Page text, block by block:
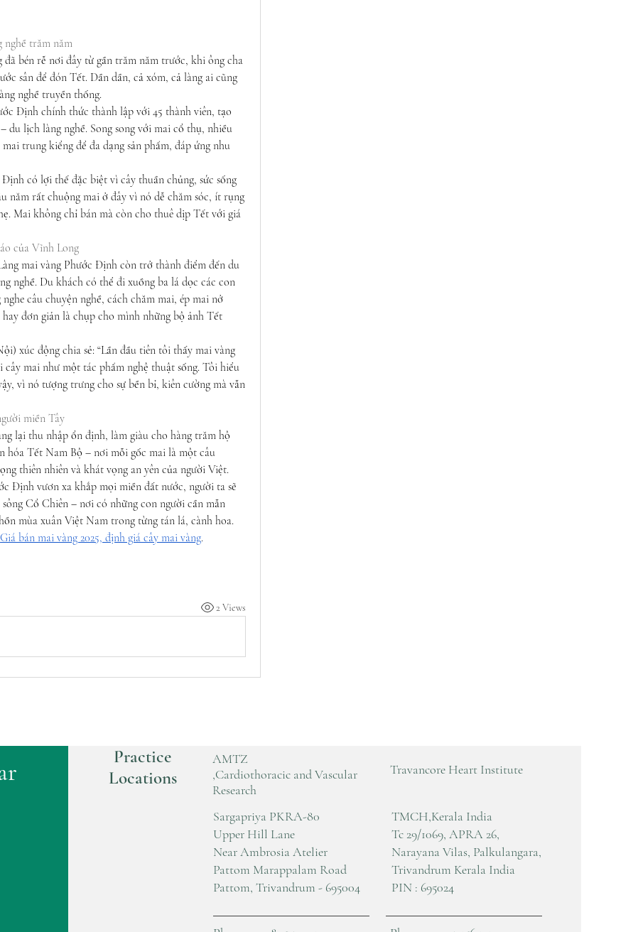
nghề trăm năm
đã bén rễ nơi đây từ gần trăm năm trước, khi ông cha
sân để đón Tết. Dần dần, cả xóm, cả làng ai cũng
nghề truyền thống.
Định chính thức thành lập với 45 thành viên, tạo
du lịch làng nghề. Song song với mai cổ thụ, nhiều
trung kiểng để đa dạng sản phẩm, đáp ứng nhu
có lợi thế đặc biệt vì cây thuần chủng, sức sống
năm rất chuộng mai ở đây vì nó dễ chăm sóc, ít rụng
Mai không chỉ bán mà còn cho thuê dịp Tết với giá
của Vĩnh Long
mai vàng Phước Định còn trở thành điểm đến du
nghề. Du khách có thể đi xuồng ba lá dọc các con
câu chuyện nghề, cách chăm mai, ép mai nở
đơn giản là chụp cho mình những bộ ảnh Tết
xúc động chia sẻ: “Lần đầu tiên tôi thấy mai vàng
mai như một tác phẩm nghệ thuật sống. Tôi hiểu
vì nó tượng trưng cho sự bền bỉ, kiên cường mà vẫn
miền Tây
lại thu nhập ổn định, làm giàu cho hàng trăm hộ
hóa Tết Nam Bộ – nơi mỗi gốc mai là một câu
thiên nhiên và khát vọng an yên của người Việt.
Định vươn xa khắp mọi miền đất nước, người ta sẽ
Cổ Chiên – nơi có những con người cần mẫn
mùa xuân Việt Nam trong từng tán lá, cành hoa.
Giá bán mai vàng 2025, định giá cây mai vàng.
2 Views
Practice
Locations
AMTZ
,Cardiothoracic and Vascular
Research
Sargapriya PKRA-80
Upper Hill Lane
Near Ambrosia Atelier
Pattom Marappalam Road
Pattom, Trivandrum - 695004
Travancore Heart Institute
TMCH,Kerala India
Tc 29/1069, APRA 26,
Narayana Vilas, Palkulangara,
Trivandrum Kerala India
PIN : 695024